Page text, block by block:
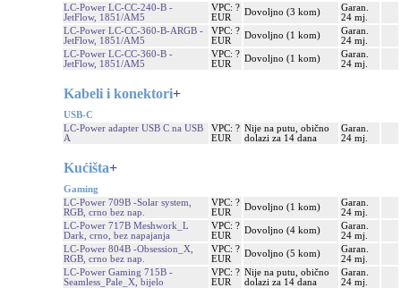
LC-Power LC-CC-240-B -
JetFlow, 1851/AM5
VPC: ?
EUR
Dovoljno (3 kom)
Garan.
24 mj.
LC-Power LC-CC-360-B-ARGB -
JetFlow, 1851/AM5
VPC: ?
EUR
Dovoljno (1 kom)
Garan.
24 mj.
LC-Power LC-CC-360-B -
JetFlow, 1851/AM5
VPC: ?
EUR
Dovoljno (1 kom)
Garan.
24 mj.
Kabeli i konektori+
USB-C
LC-Power adapter USB C na USB
A
VPC: ?
EUR
Nije na putu, obično
dolazi za 14 dana
Garan.
24 mj.
Kućišta+
Gaming
LC-Power 709B -Solar system,
RGB, crno bez nap.
VPC: ?
EUR
Dovoljno (1 kom)
Garan.
24 mj.
LC-Power 717B Meshwork_L
Dark, crno, bez napajanja
VPC: ?
EUR
Dovoljno (4 kom)
Garan.
24 mj.
LC-Power 804B -Obsession_X,
RGB, crno bez nap.
VPC: ?
EUR
Dovoljno (5 kom)
Garan.
24 mj.
LC-Power Gaming 715B -
Seamless_Pale_X, bijelo
VPC: ?
EUR
Nije na putu, obično
dolazi za 14 dana
Garan.
24 mj.